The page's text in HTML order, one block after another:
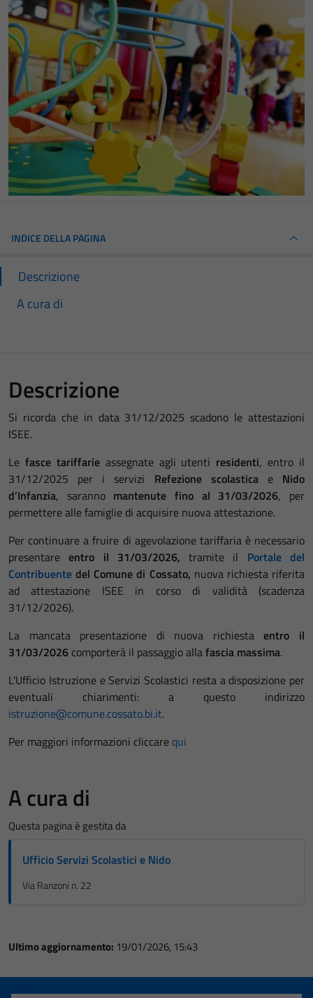
INDICE DELLA PAGINA
Descrizione
A cura di
Descrizione
Si ricorda che in data 31/12/2025 scadono le attestazioni
ISEE.
Le fasce tariffarieassegnate agli utenti residenti, entro il
31/12/2025 per i servizi Refezione scolasticae Nido
d’Infanzia, sarannomantenute fino al 31/03/2026, per
permettere alle famiglie di acquisire nuova attestazione.
Per continuare a fruire di agevolazione tariffaria è necessario
presentareentro il 31/03/2026,tramite il Portale del
Contribuente del Comune di Cossato, nuova richiesta riferita
ad attestazione ISEE in corso di validità (scadenza
31/12/2026).
La mancata presentazione di nuova richiestaentro il
31/03/2026 comporterà il passaggio allafascia massima.
L'Ufficio Istruzione e Servizi Scolastici resta a disposizione per
eventuali chiarimenti: a questo indirizzo
istruzione@comune.cossato.bi.it.
Per maggiori informazioni cliccare qui
A cura di
Questa pagina è gestita da
Ufficio Servizi Scolastici e Nido
Via Ranzoni n. 22
Ultimo aggiornamento: 19/01/2026, 15:43